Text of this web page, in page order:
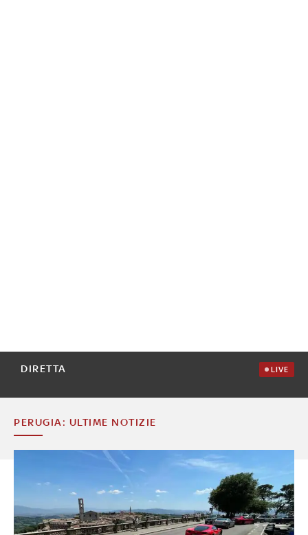
DIRETTA LIVE
PERUGIA: ULTIME NOTIZIE